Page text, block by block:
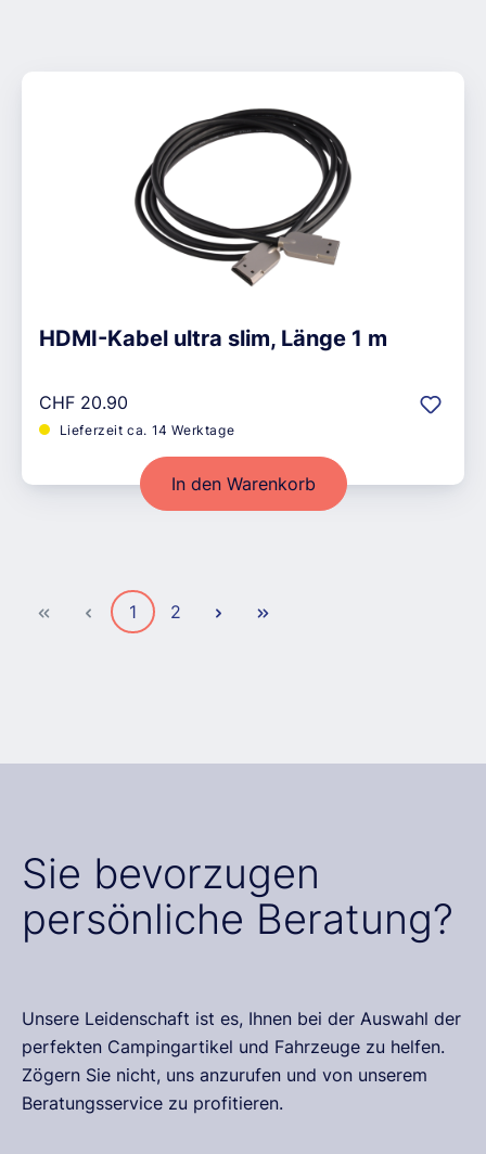
HDMI-Kabel ultra slim, Länge 1 m
Regulärer Preis:
CHF 20.90
Lieferzeit ca. 14 Werktage
In den Warenkorb
Seite
1 Seite
2
Sie bevorzugen
persönliche Beratung?
Unsere Leidenschaft ist es, Ihnen bei der Auswahl der
perfekten Campingartikel und Fahrzeuge zu helfen.
Zögern Sie nicht, uns anzurufen und von unserem
Beratungsservice zu profitieren.